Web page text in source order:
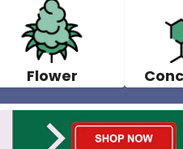
Flower